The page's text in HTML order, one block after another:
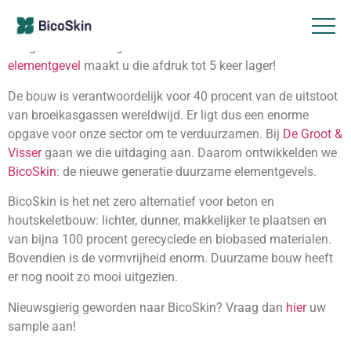
Gemiddeld 20 procent van de CO2-voetafdruk van
elementgevel maakt u die afdruk tot 5 keer lager!
De bouw is verantwoordelijk voor 40 procent van de uitstoot
van broeikasgassen wereldwijd. Er ligt dus een enorme
opgave voor onze sector om te verduurzamen. Bij De Groot &
Vissergaan we die uitdaging aan. Daarom ontwikkelden we
BicoSkin: de nieuwe generatie duurzame elementgevels.
BicoSkin is het net zero alternatief voor beton en
houtskeletbouw: lichter, dunner, makkelijker te plaatsen en
van bijna 100 procent gerecyclede en biobased materialen.
Bovendien is de vormvrijheid enorm. Duurzame bouw heeft
er nog nooit zo mooi uitgezien.
Nieuwsgierig geworden naar BicoSkin? Vraag dan hieruw
sample aan!